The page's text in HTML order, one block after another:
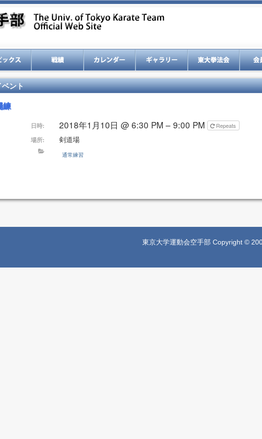
ベント
練
日時: 2018年1月10日 @ 6:30 PM – 9:00 PM Repeats
場所: 剣道場
通常練習
東京大学運動会空手部 Copyright ©